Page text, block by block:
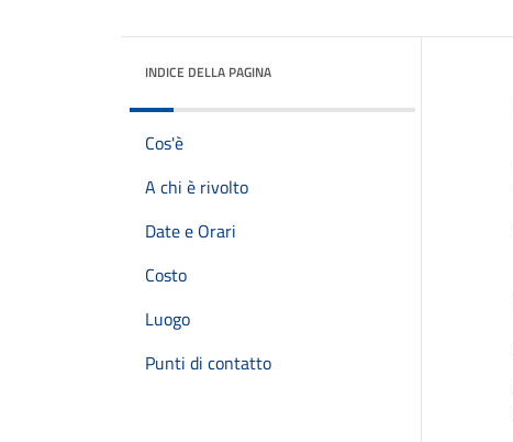
INDICE DELLA PAGINA
Cos'è
A chi è rivolto
Date e Orari
Costo
Luogo
Punti di contatto